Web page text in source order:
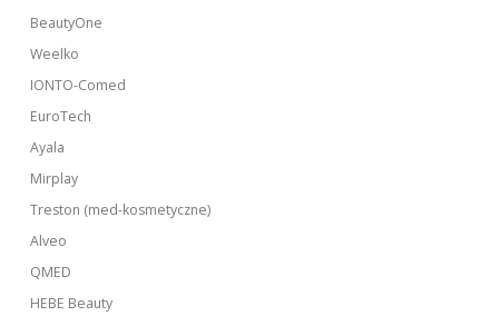
BeautyOne
Weelko
IONTO-Comed
EuroTech
Ayala
Mirplay
Treston (med-kosmetyczne)
Alveo
QMED
HEBE Beauty